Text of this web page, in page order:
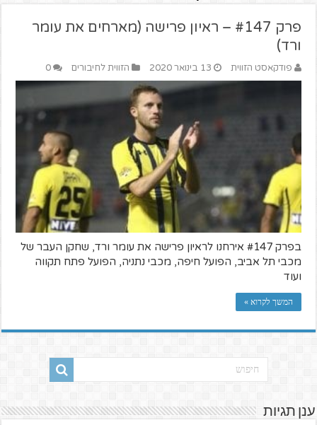
פרק #147 – ראיון פרישה (מארחים את עומר
ורד)
פודקאסט הזווית 13 בינואר 2020 הזווית לחיבורים 0
בפרק #147 אירחנו לראיון פרישה את עומר ורד, שחקן העבר של
מכבי תל אביב, הפועל חיפה, מכבי נתניה, הפועל פתח תקווה
ועוד
המשך לקרוא »
ענן תגיות